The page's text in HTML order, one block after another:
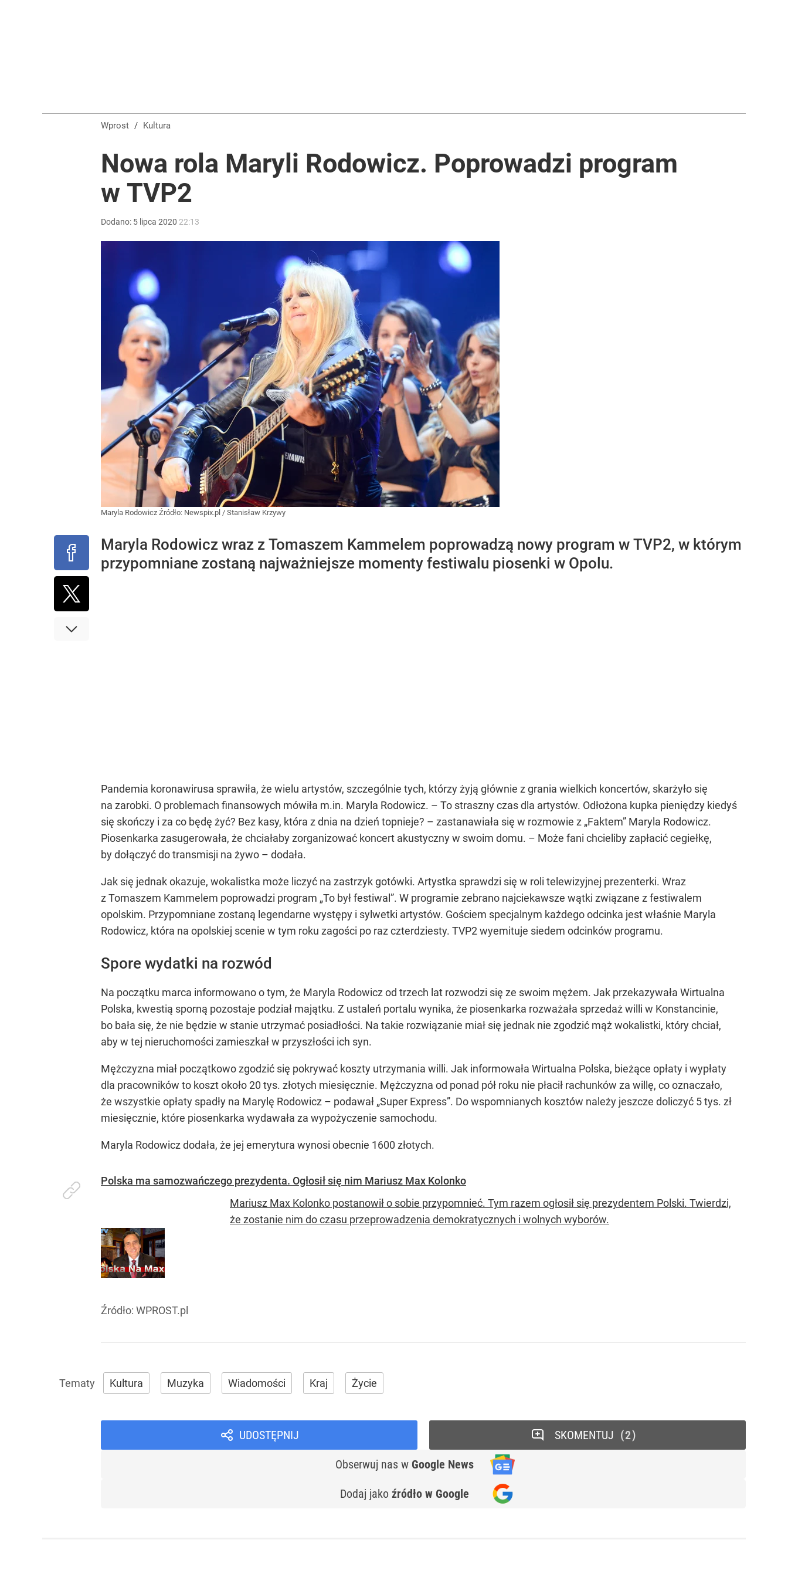
15
Nawrocki ma szansę na drugą kadencję? Tak ocenili go Polacy. Sondaż dla „Wprost”
Wprost / Kultura
Nowa rola Maryli Rodowicz. Poprowadzi program
w TVP2
Dodano: 5 lipca 2020 22:13
Maryla Rodowicz Źródło: Newspix.pl / Stanisław Krzywy
Maryla Rodowicz wraz z Tomaszem Kammelem poprowadzą nowy program w TVP2, w którym
przypomniane zostaną najważniejsze momenty festiwalu piosenki w Opolu.
Pandemia koronawirusa sprawiła, że wielu artystów, szczególnie tych, którzy żyją głównie z grania wielkich koncertów, skarżyło się
na zarobki. O problemach finansowych mówiła m.in. Maryla Rodowicz. – To straszny czas dla artystów. Odłożona kupka pieniędzy kiedyś
się skończy i za co będę żyć? Bez kasy, która z dnia na dzień topnieje? – zastanawiała się w rozmowie z „Faktem” Maryla Rodowicz.
Piosenkarka zasugerowała, że chciałaby zorganizować koncert akustyczny w swoim domu. – Może fani chcieliby zapłacić cegiełkę,
by dołączyć do transmisji na żywo – dodała.
Jak się jednak okazuje, wokalistka może liczyć na zastrzyk gotówki. Artystka sprawdzi się w roli telewizyjnej prezenterki. Wraz
z Tomaszem Kammelem poprowadzi program „To był festiwal”. W programie zebrano najciekawsze wątki związane z festiwalem
opolskim. Przypomniane zostaną legendarne występy i sylwetki artystów. Gościem specjalnym każdego odcinka jest właśnie Maryla
Rodowicz, która na opolskiej scenie w tym roku zagości po raz czterdziesty. TVP2 wyemituje siedem odcinków programu.
Spore wydatki na rozwód
Na początku marca informowano o tym, że Maryla Rodowicz od trzech lat rozwodzi się ze swoim mężem. Jak przekazywała Wirtualna
Polska, kwestią sporną pozostaje podział majątku. Z ustaleń portalu wynika, że piosenkarka rozważała sprzedaż willi w Konstancinie,
bo bała się, że nie będzie w stanie utrzymać posiadłości. Na takie rozwiązanie miał się jednak nie zgodzić mąż wokalistki, który chciał,
aby w tej nieruchomości zamieszkał w przyszłości ich syn.
Mężczyzna miał początkowo zgodzić się pokrywać koszty utrzymania willi. Jak informowała Wirtualna Polska, bieżące opłaty i wypłaty
dla pracowników to koszt około 20 tys. złotych miesięcznie. Mężczyzna od ponad pół roku nie płacił rachunków za willę, co oznaczało,
że wszystkie opłaty spadły na Marylę Rodowicz – podawał „Super Express”. Do wspomnianych kosztów należy jeszcze doliczyć 5 tys. zł
miesięcznie, które piosenkarka wydawała za wypożyczenie samochodu.
Maryla Rodowicz dodała, że jej emerytura wynosi obecnie 1600 złotych.
Polska ma samozwańczego prezydenta. Ogłosił się nim Mariusz Max Kolonko
Mariusz Max Kolonko postanowił o sobie przypomnieć. Tym razem ogłosił się prezydentem Polski. Twierdzi,
że zostanie nim do czasu przeprowadzenia demokratycznych i wolnych wyborów.
Źródło: WPROST.pl
Kultura Muzyka Wiadomości Kraj Życie
UDOSTĘPNIJ
Obserwuj nas w Google News
Dodaj jako źródło w Google
SKOMENTUJ 2